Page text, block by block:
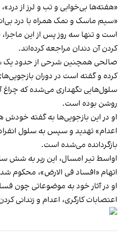
«هفته‌ها بی‌خوابی و تب و لرز از
«سیم ماسک و نمک همراه با درد
است و تنها سه روز پس از این
کردن آن دندان مراجعه کرده‌اند.
صالحی همچنین شرحی از حدود یک
سلول‌هایی نگهداری می‌شده که چراغ
روشن بوده است.
او در این بازجویی‌ها به گفته خودش
اعدام» تهدید و سپس به سلول
بازگردانده می‌شده است.
اواسط تیر امسال، این رپر به
اتهام «افساد فی‌ الارض»، محکوم
او در آثار خود به موضوعاتی چون
اعتصابات کارگری، اعدام‌ و زندانی